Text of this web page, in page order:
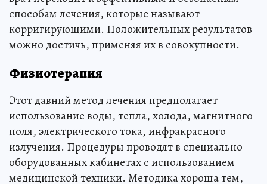
способам лечения, которые называют
корригирующими. Положительных результатов
можно достичь, применяя их в совокупности.
Физиотерапия
Этот давний метод лечения предполагает
использование воды, тепла, холода, магнитного
поля, электрического тока, инфракрасного
излучения. Процедуры проводят в специально
оборудованных кабинетах с использованием
медицинской техники. Методика хороша тем,